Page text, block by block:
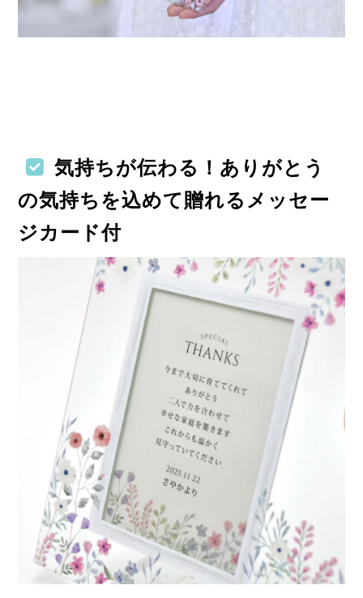
気持ちが伝わる！ありがとう
の気持ちを込めて贈れるメッセー
ジカード付